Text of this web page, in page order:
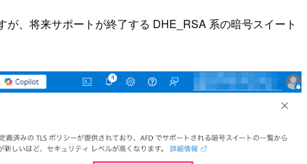
、将来サポートが終了する DHE_RSA 系の暗号スイート